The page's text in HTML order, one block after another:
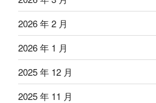
2026 年 2 月
2026 年 1 月
2025 年 12 月
2025 年 11 月